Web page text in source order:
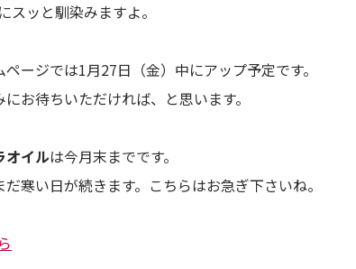
スッと馴染みますよ。
ページでは1月27日（金）中にアップ予定です。
にお待ちいただければ、と思います。
オイルは今月末までです。
だ寒い日が続きます。こちらはお急ぎ下さいね。